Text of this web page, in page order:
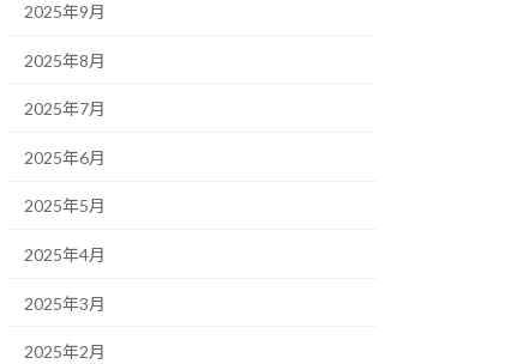
2025年9月
2025年8月
2025年7月
2025年6月
2025年5月
2025年4月
2025年3月
2025年2月